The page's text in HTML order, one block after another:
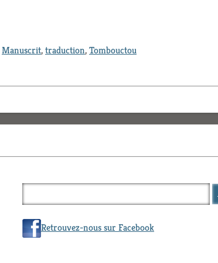
Manuscrit,traduction,Tombouctou
Retrouvez-nous sur Facebook